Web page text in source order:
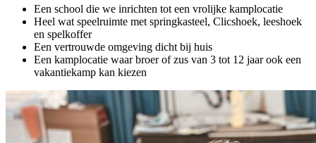
Een school die we inrichten tot een vrolijke kamplocatie
Heel wat speelruimte met springkasteel, Clicshoek, leeshoek
en spelkoffer
Een vertrouwde omgeving dicht bij huis
Een kamplocatie waar broer of zus van 3 tot 12 jaar ook een
vakantiekamp kan kiezen